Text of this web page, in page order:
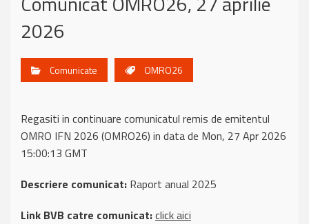
2026
Comunicate OMRO26
Regasiti in continuare comunicatul remis de emitentul
OMRO IFN 2026 (OMRO26) in data de Mon, 27 Apr 2026
15:00:13 GMT
Descriere comunicat: Raport anual 2025
Link BVB catre comunicat:click aici